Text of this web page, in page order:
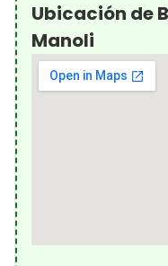
Ubicación de
Manoli